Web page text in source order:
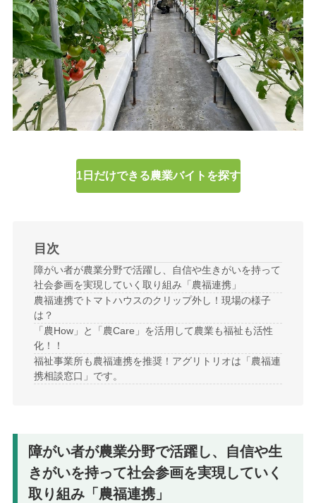
1日だけできる農業バイトを探す
目次
障がい者が農業分野で活躍し、自信や生きがいを持って
社会参画を実現していく取り組み「農福連携」
農福連携でトマトハウスのクリップ外し！現場の様子
は？
「農How」と「農Care」を活用して農業も福祉も活性
化！！
福祉事業所も農福連携を推奨！アグリトリオは「農福連
携相談窓口」です。
障がい者が農業分野で活躍し、自信や生
きがいを持って社会参画を実現していく
取り組み「農福連携」